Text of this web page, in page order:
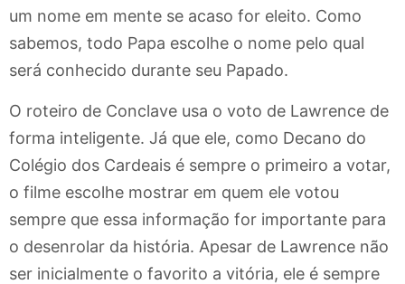
um nome em mente se acaso for eleito. Como
sabemos, todo Papa escolhe o nome pelo qual
será conhecido durante seu Papado.
O roteiro de Conclave usa o voto de Lawrence de
forma inteligente. Já que ele, como Decano do
Colégio dos Cardeais é sempre o primeiro a votar,
o filme escolhe mostrar em quem ele votou
sempre que essa informação for importante para
o desenrolar da história. Apesar de Lawrence não
ser inicialmente o favorito a vitória, ele é sempre